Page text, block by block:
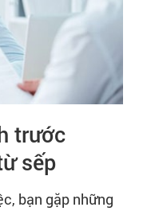
trước
sếp
bạn gặp những